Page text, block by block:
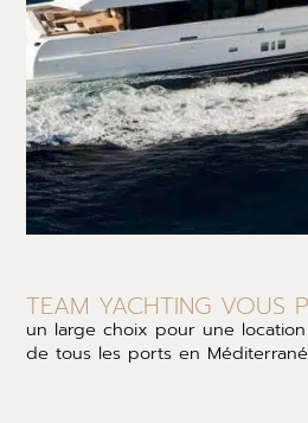
TEAM YACHTING VOUS
un large choix pour une
de tous les ports en